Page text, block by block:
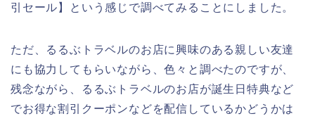
引セール】という感じで調べてみることにしました。
ただ、るるぶトラベルのお店に興味のある親しい友達
にも協力してもらいながら、色々と調べたのですが、
残念ながら、るるぶトラベルのお店が誕生日特典など
でお得な割引クーポンなどを配信しているかどうかは